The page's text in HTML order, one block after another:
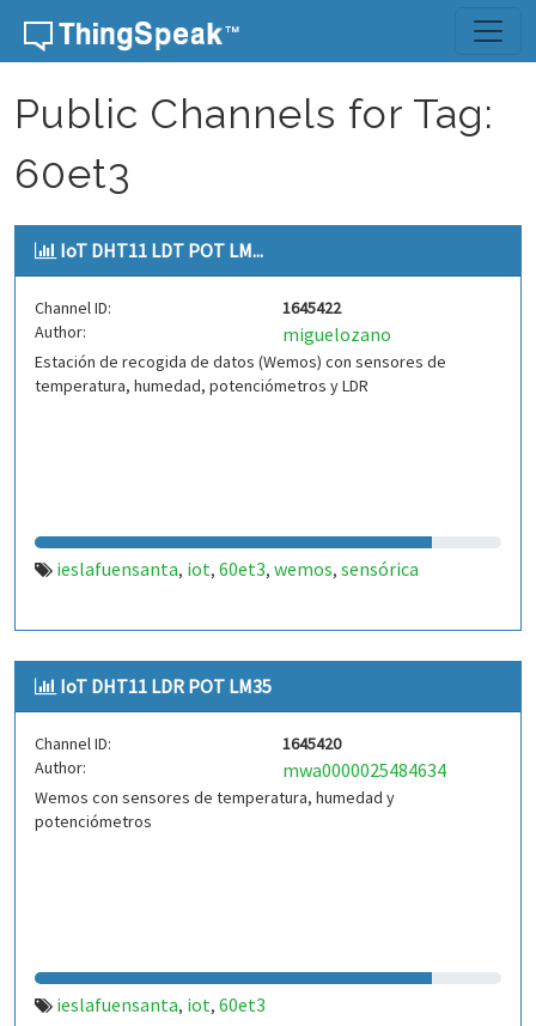
Skip to content
Public Channels for Tag:
60et3
IoT DHT11 LDT POT LM...
Channel ID:
1645422
Author:
miguelozano
Estación de recogida de datos (Wemos) con sensores de
temperatura, humedad, potenciómetros y LDR
ieslafuensanta, iot, 60et3, wemos, sensórica
IoT DHT11 LDR POT LM35
Channel ID:
1645420
Author:
mwa0000025484634
Wemos con sensores de temperatura, humedad y
potenciómetros
ieslafuensanta, iot, 60et3